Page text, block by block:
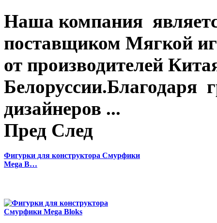
Наша компания
поставщиком Мягкой
от производителей
Белоруссии.Благодаря
дизайнеров ...
Пред След
Фигурки для конструктора Смурфики
Mega B…